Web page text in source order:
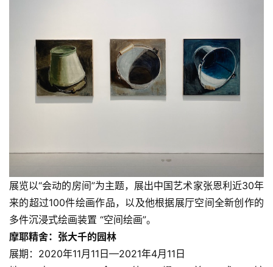
研
法
书
欣
赏
展览以“会动的房间”为主题，展出中国艺术家张恩利近30年
来的超过100件绘画作品，以及他根据展厅空间全新创作的
多件沉浸式绘画装置 “空间绘画”。
摩耶精舍：张大千的园林
展期：2020年11月11日—2021年4月11日